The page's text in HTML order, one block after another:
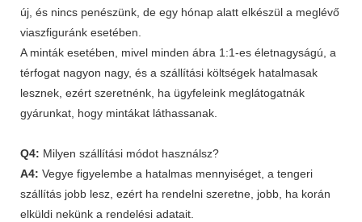
új, és nincs penészünk, de egy hónap alatt elkészül a meglévő
viaszfiguránk esetében.
A minták esetében, mivel minden ábra 1:1-es életnagyságú, a
térfogat nagyon nagy, és a szállítási költségek hatalmasak
lesznek, ezért szeretnénk, ha ügyfeleink meglátogatnák
gyárunkat, hogy mintákat láthassanak.
Q4: Milyen szállítási módot használsz?
A4: Vegye figyelembe a hatalmas mennyiséget, a tengeri
szállítás jobb lesz, ezért ha rendelni szeretne, jobb, ha korán
elküldi nekünk a rendelési adatait.